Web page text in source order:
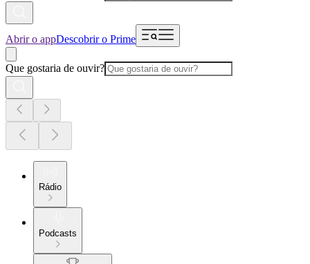
Abrir o appDescobrir o Prime
Que gostaria de ouvir?
Rádio
Podcasts